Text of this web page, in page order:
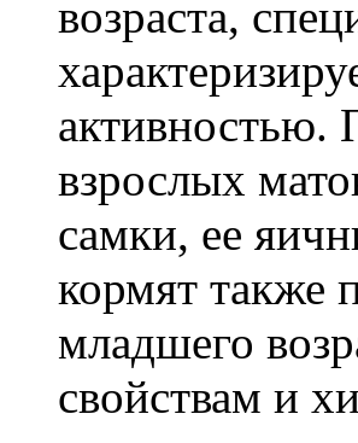
возраста,
активностью.
взрослых
самки, ее
кормят также
младшего
свойствам и